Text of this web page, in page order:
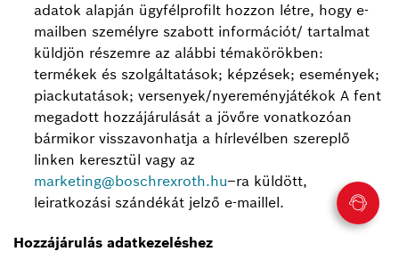
adatok alapján ügyfélprofilt hozzon létre, hogy e-
mailben személyre szabott információt/ tartalmat
küldjön részemre az alábbi témakörökben:
termékek és szolgáltatások; képzések; események;
piackutatások; versenyek/nyereményjátékok A fent
megadott hozzájárulását a jövőre vonatkozóan
bármikor visszavonhatja a hírlevélben szereplő
linken keresztül vagy az
marketing@boschrexroth.hu–ra küldött,
leiratkozási szándékát jelző e-maillel.
Hozzájárulás adatkezeléshez